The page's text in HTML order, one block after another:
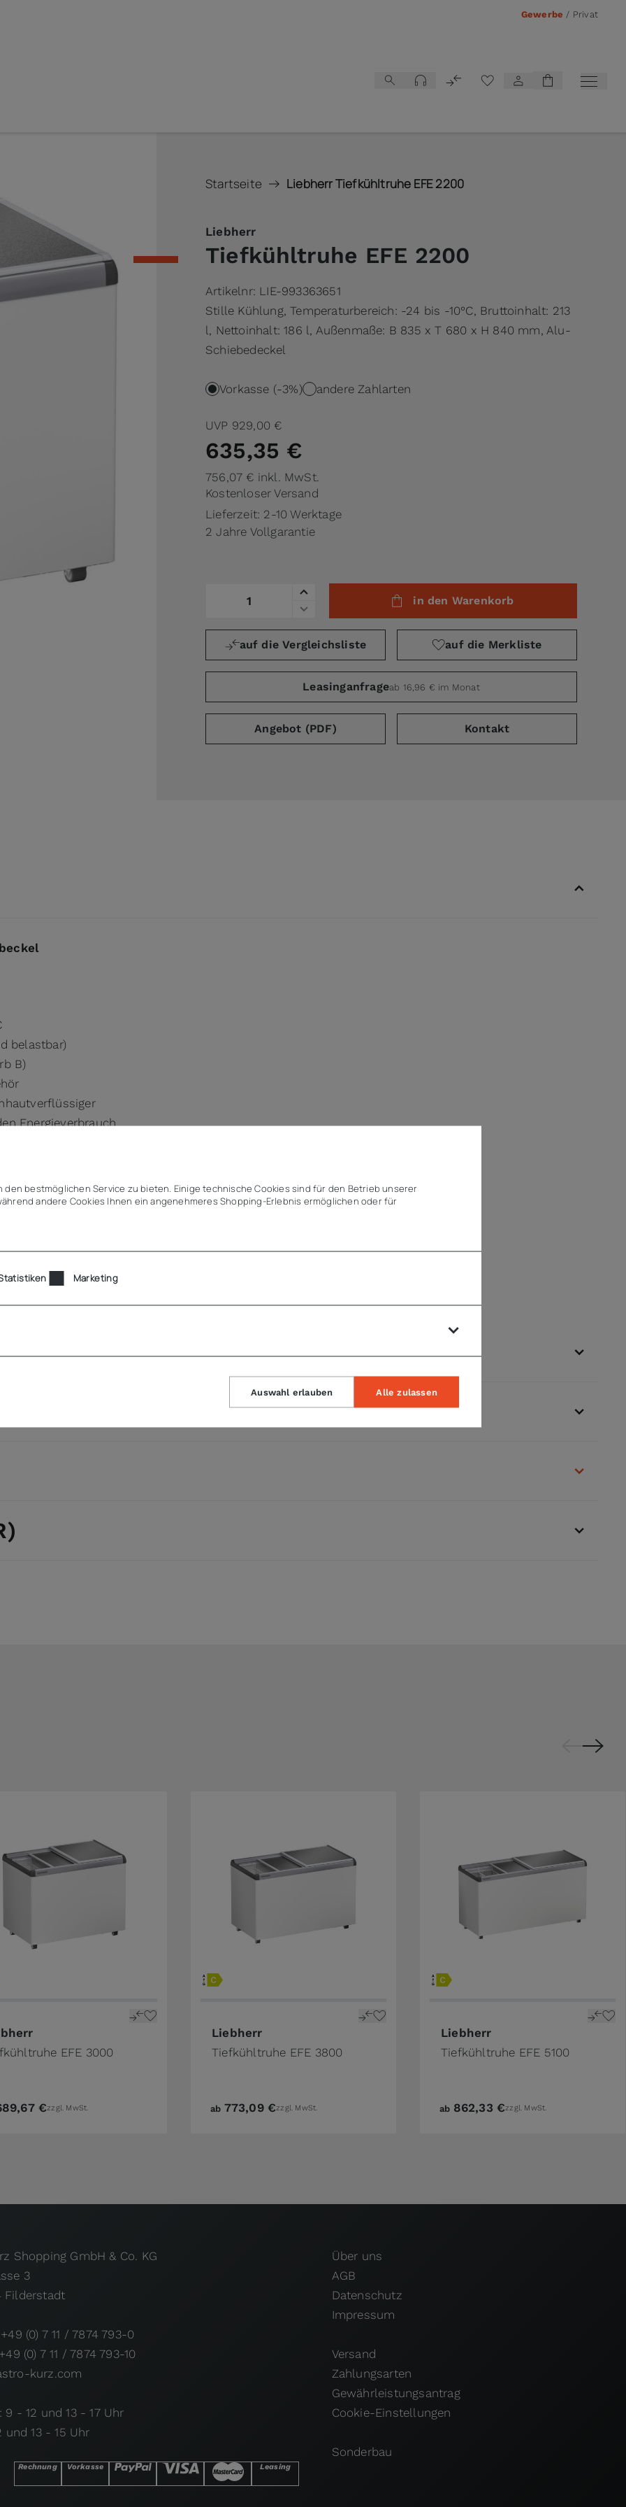
Gewerbe / Privat
Startseite Liebherr Tiefkühltruhe EFE 2200
Liebherr
Tiefkühltruhe EFE 2200
Artikelnr: LIE-993363651
Stille Kühlung, Temperaturbereich: -24 bis -10°C, Bruttoinhalt: 213
l, Nettoinhalt: 186 l, Außenmaße: B 835 x T 680 x H 840 mm, Alu-
Schiebedeckel
Vorkasse (-3%) andere Zahlarten
UVP 929,00 €
635,35 €
756,07 € inkl. MwSt.
Kostenloser Versand
Lieferzeit: 2-10 Werktage
2 Jahre Vollgarantie
in den Warenkorb
auf die Vergleichsliste auf die Merkliste
Angebot (PDF)
Leasinganfrageab 16,96 € im Monat
Kontakt
belastbar)
B)
Energieverbrauch
EFE 3000
€zzgl. MwSt.
Liebherr
Tiefkühltruhe EFE 3800
ab 773,09 €zzgl. MwSt.
Liebherr
Tiefkühltruhe EFE 5100
ab 862,33 €zzgl. MwSt.
Shopping GmbH & Co. KG
3
Filderstadt
(0) 7 11 / 7874 793-0
(0) 7 11 / 7874 793-10
kurz.com
9 - 12 und 13 - 17 Uhr
und 13 - 15 Uhr
Über uns
AGB
Datenschutz
Impressum
Versand
Zahlungsarten
Gewährleistungsantrag
Cookie-Einstellungen
Sonderbau
Rechnung Vorkasse Leasing
den bestmöglichen Service zu bieten. Einige technische Cookies sind für den Betrieb unserer
andere Cookies Ihnen ein angenehmeres Shopping-Erlebnis ermöglichen oder für
Marketing
Auswahl erlauben Alle zulassen